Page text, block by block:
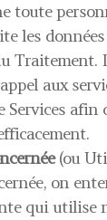
toute
les
Traitement.
aux
Services afin
(ou
on
qui utilise